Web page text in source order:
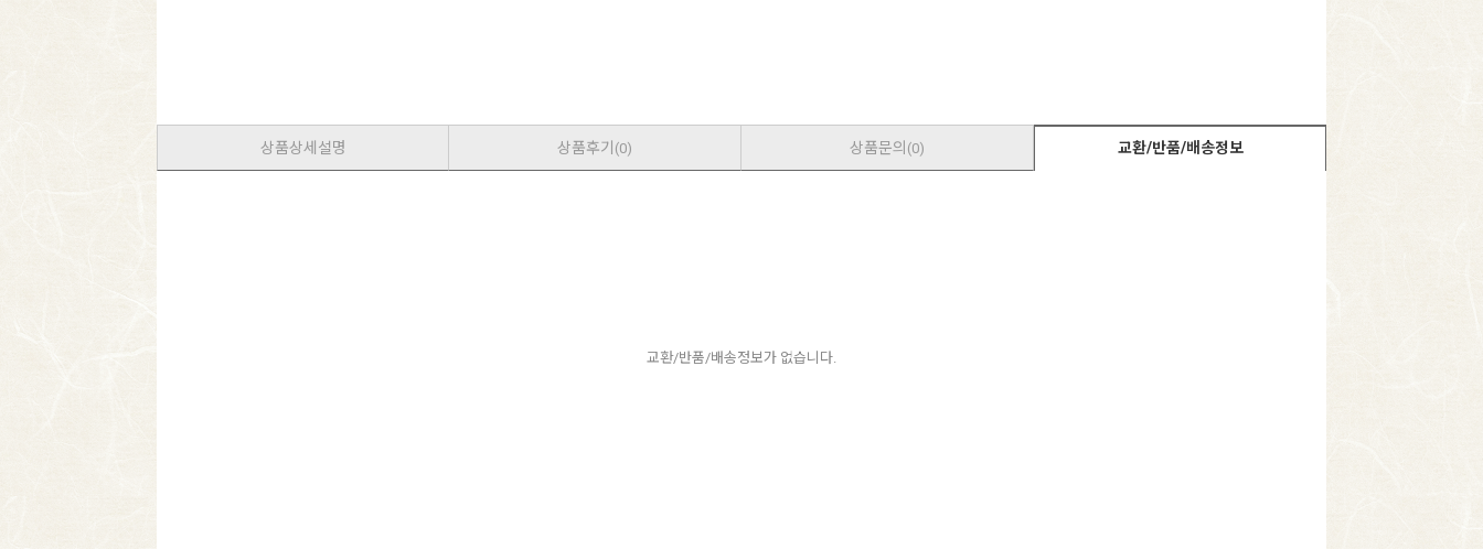
상품상세설명 상품후기 (0) 상품문의 (0) 교환/반품/배송정보
교환/반품/배송정보가 없습니다.